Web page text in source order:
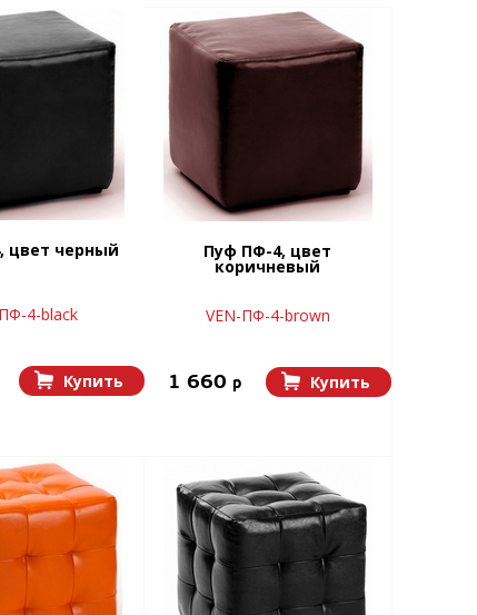
цвет черный
4-black
Купить
Пуф ПФ-4, цвет
коричневый
VEN-ПФ-4-brown
1 660 p Купить